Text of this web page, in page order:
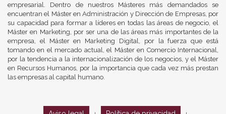
empresarial. Dentro de nuestros Másteres más demandados se
encuentran el Máster en Administración y Dirección de Empresas, por
su capacidad para formar a líderes en todas las áreas de negocio, el
Máster en Marketing, por ser una de las áreas más importantes de la
empresa, el Máster en Marketing Digital, por la fuerza que está
tomando en el mercado actual, el Máster en Comercio Internacional,
por la tendencia a la internacionalización de los negocios, y el Máster
en Recursos Humanos, por la importancia que cada vez más prestan
las empresas al capital humano.